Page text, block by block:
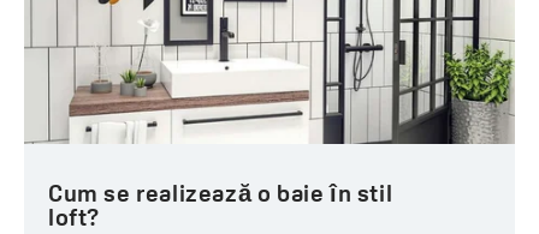
Cum se realizează o baie în stil
loft?